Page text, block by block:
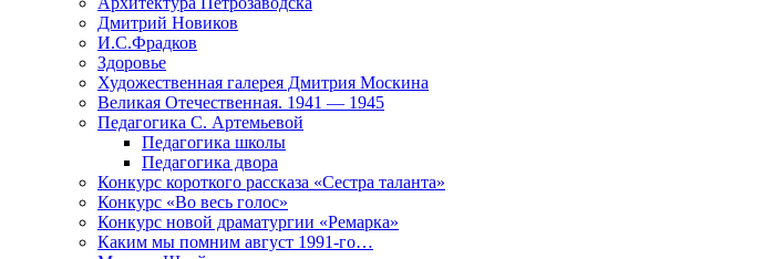
Дмитрий Новиков
И.С.Фрадков
Здоровье
Художественная галерея Дмитрия Москина
Великая Отечественная. 1941 — 1945
Педагогика С. Артемьевой
Педагогика школы
Педагогика двора
Конкурс короткого рассказа «Сестра таланта»
Конкурс «Во весь голос»
Конкурс новой драматургии «Ремарка»
Каким мы помним август 1991-го…